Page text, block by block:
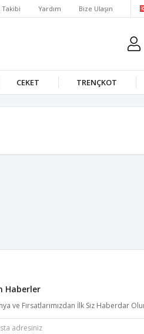
Takibi Yardım Bize Ulaşın
CEKET TRENÇKOT
Haberler
ve Fırsatlarımızdan İlk Siz Haberdar